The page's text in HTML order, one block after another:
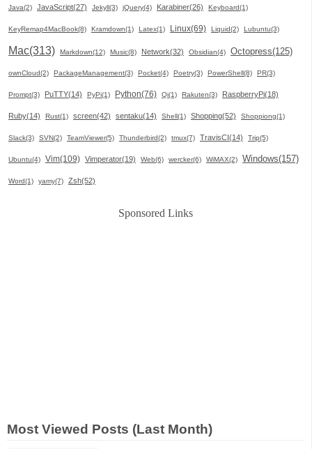
Java(2) JavaScript(27) Jekyll(3) jQuery(4) Karabiner(26) Keyboard(1)
KeyRemap4MacBook(8) Kramdown(1) Latex(1) Linux(69) Liquid(2) Lubuntu(3)
Mac(313) Markdown(12) Music(8) Network(32) Obsidian(4) Octopress(125)
ownCloud(2) PackageManagement(3) Pocket(4) Poetry(3) PowerShell(8) PR(3)
Prompt(3) PuTTY(14) PyPi(1) Python(76) Qi(1) Rakuten(3) RaspberryPi(18)
Ruby(14) Rust(1) screen(42) sentaku(14) Shell(1) Shopping(52) Shoppiong(1)
Slack(3) SVN(2) TeamViewer(5) Thunderbird(2) tmux(7) TravisCI(14) Trip(5)
Ubuntu(4) Vim(109) Vimperator(19) Web(6) wercker(6) WiMAX(2) Windows(157)
Word(1) yamy(7) Zsh(52)
Sponsored Links
Most Viewed Posts (Last Month)